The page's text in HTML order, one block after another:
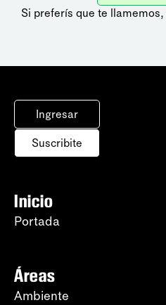
Si preferís que te llamemos,
Ingresar
Suscribite
Inicio
Portada
Áreas
Ambiente